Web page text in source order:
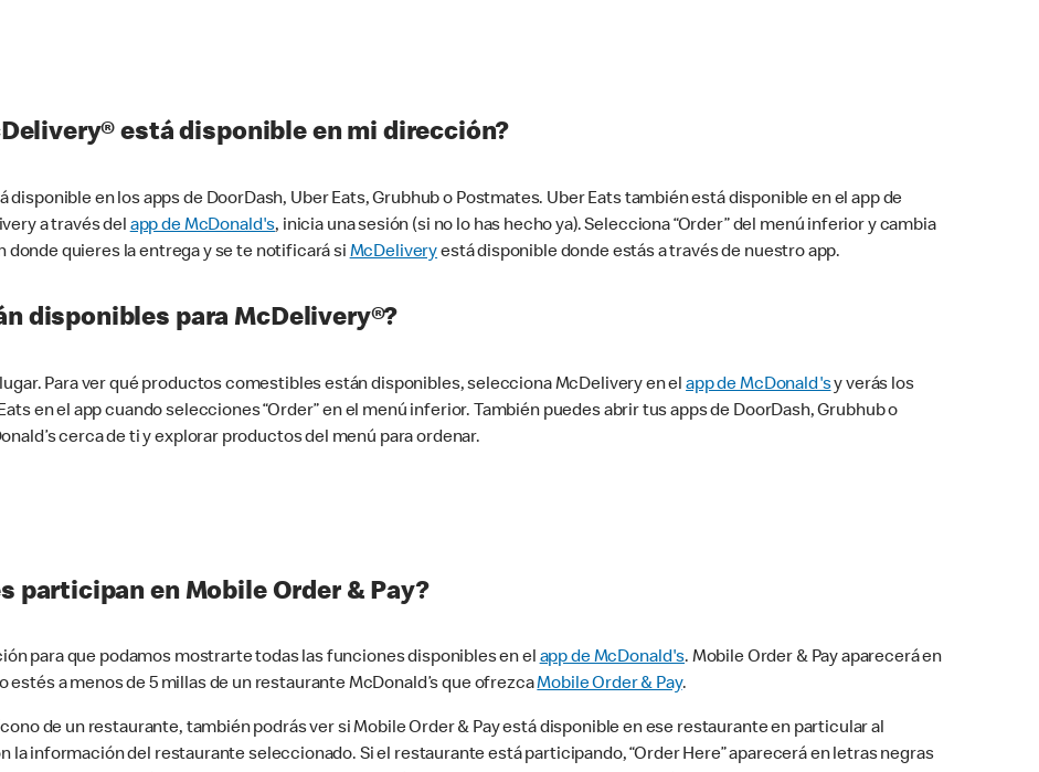
está disponible en mi dirección?
en los apps de DoorDash, Uber Eats, Grubhub o Postmates. Uber Eats también está disponible en el app de
a través del app de McDonald's, inicia una sesión (si no lo has hecho ya). Selecciona “Order” del menú inferior y cambia
donde quieres la entrega y se te notificará si McDeliveryestá disponible donde estás a través de nuestro app.
disponibles para McDelivery®?
Para ver qué productos comestibles están disponibles, selecciona McDelivery en elapp de McDonald'sy verás los
en el app cuando selecciones “Order” en el menú inferior. También puedes abrir tus apps de DoorDash, Grubhub o
cerca de ti y explorar productos del menú para ordenar.
participan en Mobile Order & Pay?
para que podamos mostrarte todas las funciones disponibles en elapp de McDonald's. Mobile Order & Pay aparecerá en
estés a menos de 5 millas de un restaurante McDonald’s que ofrezcaMobile Order & Pay.
de un restaurante, también podrás ver si Mobile Order & Pay está disponible en ese restaurante en particular al
la información del restaurante seleccionado. Si el restaurante está participando, “Order Here” aparecerá en letras negras